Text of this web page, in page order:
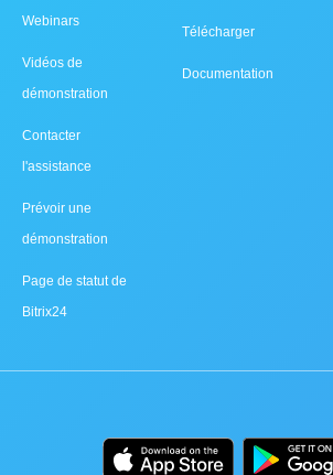
Webinars
Vidéos de
démonstration
Contacter
l'assistance
Prévoir une
démonstration
Page de statut de
Bitrix24
Télécharger
Documentation